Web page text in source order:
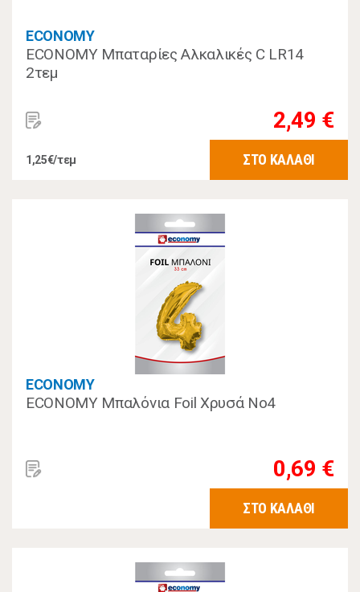
ECONOMY
ECONOMY Μπαταρίες Αλκαλικές C LR14
2τεμ
2,49 €
1,25€/τεμ ΣΤΟ ΚΑΛΑΘΙ
ECONOMY
ECONOMY Μπαλόνια Foil Χρυσά Νο4
0,69 €
ΣΤΟ ΚΑΛΑΘΙ